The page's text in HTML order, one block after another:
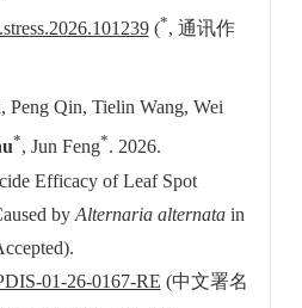
(*, 通讯作
Qin, Tielin Wang, Wei
*, Jun Feng*. 2026.
Efficacy of Leaf Spot
by Alternaria alternatain
01-26-0167-RE (中文署名